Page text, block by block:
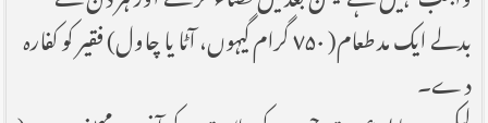
بدلے ایک مد طعام( ۷۵۰ گرام گیہوں، آٹا یا چاول) فقیر کو کفارہ
دے۔